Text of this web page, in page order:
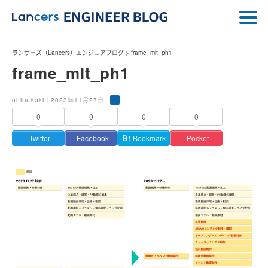
ランサーズ（Lancers）エンジニアブログ > frame_mlt_ph1
frame_mlt_ph1
ohira.koki｜2023年11月27日
0
Twitter
0
Facebook
0
Ｂ! Bookmark
0
Pocket